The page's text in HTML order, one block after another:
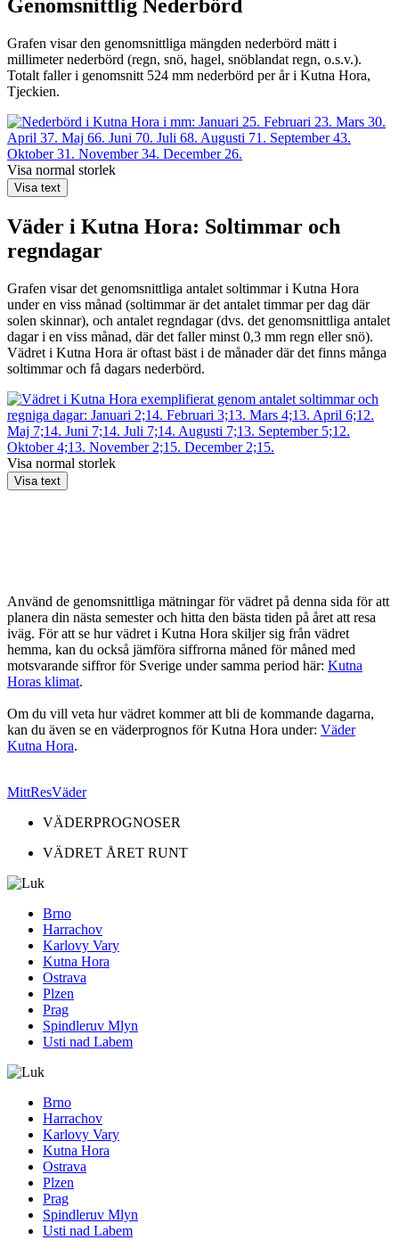
Genomsnittlig Nederbörd
Grafen visar den genomsnittliga mängden nederbörd mätt i
millimeter nederbörd (regn, snö, hagel, snöblandat regn, o.s.v.).
Totalt faller i genomsnitt 524 mm nederbörd per år i Kutna Hora,
Tjeckien.
Visa normal storlek
Visa text
Väder i Kutna Hora: Soltimmar och
regndagar
Grafen visar det genomsnittliga antalet soltimmar i Kutna Hora
under en viss månad (soltimmar är det antalet timmar per dag där
solen skinnar), och antalet regndagar (dvs. det genomsnittliga antalet
dagar i en viss månad, där det faller minst 0,3 mm regn eller snö).
Vädret i Kutna Hora är oftast bäst i de månader där det finns många
soltimmar och få dagars nederbörd.
Visa normal storlek
Visa text
Använd de genomsnittliga mätningar för vädret på denna sida för att
planera din nästa semester och hitta den bästa tiden på året att resa
iväg. För att se hur vädret i Kutna Hora skiljer sig från vädret
hemma, kan du också jämföra siffrorna måned för måned med
motsvarande siffror för Sverige under samma period här: Kutna
Horas klimat.
Om du vill veta hur vädret kommer att bli de kommande dagarna,
kan du även se en väderprognos för Kutna Hora under: Väder
Kutna Hora.
MittResVäder
VÄDERPROGNOSER
VÄDRET ÅRET RUNT
Brno
Harrachov
Karlovy Vary
Kutna Hora
Ostrava
Plzen
Prag
Spindleruv Mlyn
Usti nad Labem
Brno
Harrachov
Karlovy Vary
Kutna Hora
Ostrava
Plzen
Prag
Spindleruv Mlyn
Usti nad Labem